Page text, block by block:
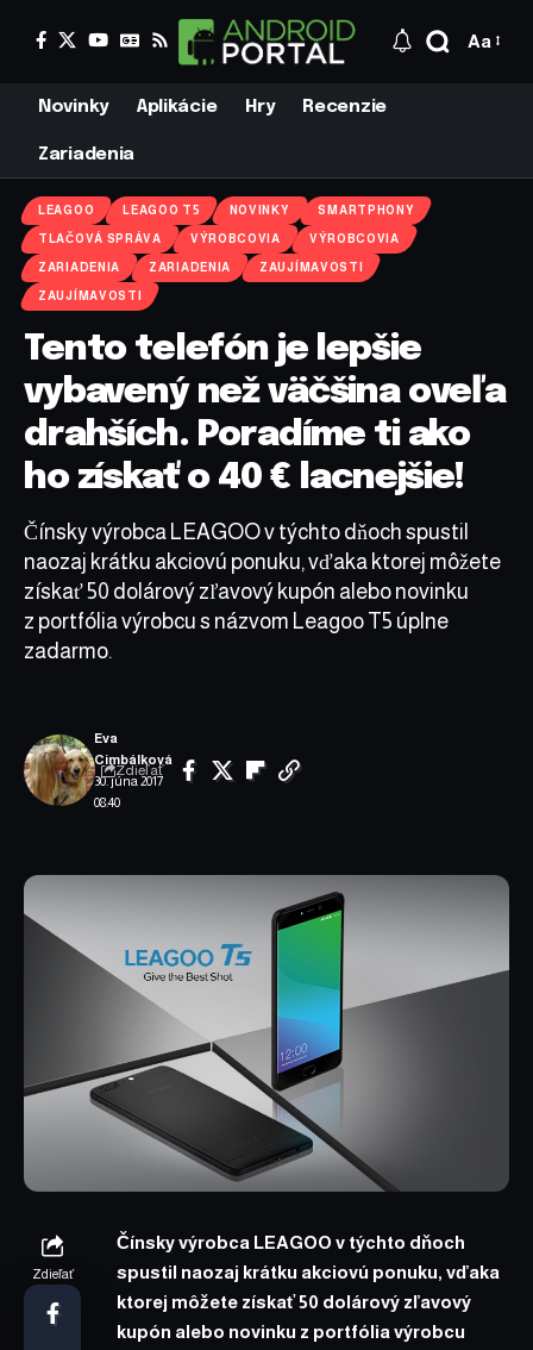
Aa
Novinky Aplikácie Hry Recenzie
Zariadenia
LEAGOO LEAGOO T5 NOVINKY SMARTPHONY
TLAČOVÁ SPRÁVA VÝROBCOVIA VÝROBCOVIA
ZARIADENIA ZARIADENIA ZAUJÍMAVOSTI
ZAUJÍMAVOSTI
Tento telefón je lepšie
vybavený než väčšina oveľa
drahších. Poradíme ti ako
ho získať o 40 € lacnejšie!
Čínsky výrobca LEAGOO v týchto dňoch spustil
naozaj krátku akciovú ponuku, vďaka ktorej môžete
získať 50 dolárový zľavový kupón alebo novinku
z portfólia výrobcu s názvom Leagoo T5 úplne
zadarmo.
30. júna 2017
08:40
Eva
Cimbálková
Zdieľať
Zdieľať
Čínsky výrobca LEAGOO v týchto dňoch
spustil naozaj krátku akciovú ponuku, vďaka
ktorej môžete získať 50 dolárový zľavový
kupón alebo novinku z portfólia výrobcu